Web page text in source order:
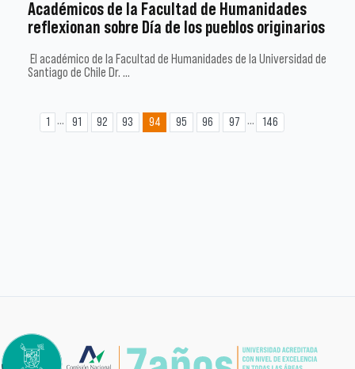
Académicos de la Facultad de Humanidades
reflexionan sobre Día de los pueblos originarios
El académico de la Facultad de Humanidades de la Universidad de
Santiago de Chile Dr. …
1 ... 91 92 93 94 95 96 97 ... 146